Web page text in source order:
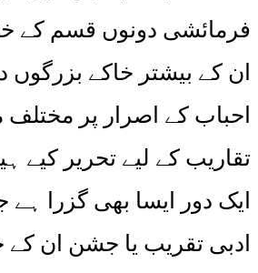
فرمائشی دونوں قسم کے
ان کے بیشتر خاکے بزرگوں
احباب کے اصرار پر مختلف
تقاریب کے لیے تحریر کیے
ایک دور ایسا بھی گزرا
ادبی تقریب یا جشن ان کے